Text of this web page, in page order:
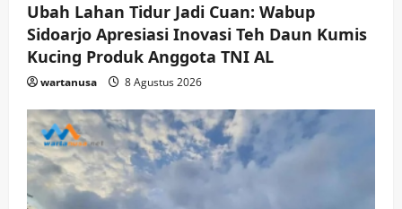
Ubah Lahan Tidur Jadi Cuan: Wabup
Sidoarjo Apresiasi Inovasi Teh Daun Kumis
Kucing Produk Anggota TNI AL
wartanusa 8 Agustus 2026